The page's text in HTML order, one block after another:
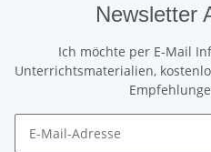
Newsletter
Ich möchte per E-Mail
Unterrichtsmaterialien,